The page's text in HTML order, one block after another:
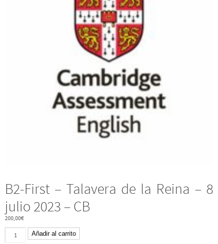
B2-First – Talavera de la Reina – 8
julio 2023 – CB
200,00€
B2-
First
Añadir al carrito